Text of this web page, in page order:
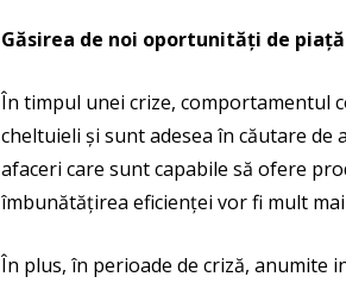
Găsirea de noi oportunități de piață
În timpul unei crize, comportamentul
cheltuieli și sunt adesea în căutare de
afaceri care sunt capabile să ofere
îmbunătățirea eficienței vor fi mult
În plus, în perioade de criză, anumite